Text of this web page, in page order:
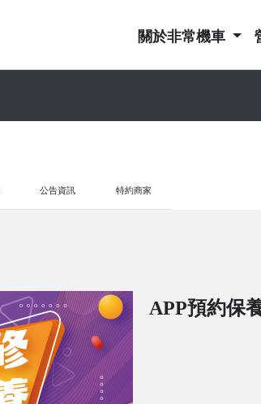
關於非常機車
公告資訊 特約商家
APP預約保